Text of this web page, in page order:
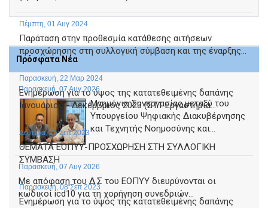
Πέμπτη, 01 Αυγ 2024
Παράταση στην προθεσμία κατάθεσης αιτήσεων
προσχώρησης στη συλλογική σύμβαση και της έναρξης...
Παρασκευή, 22 Μαρ 2024
Ενημέρωση για το ύψος της κατατεθειμένης δαπάνης
Ιανουάριος - Δεκέμβριος 2023 (ΣΤ1 Εργαστήρια...
Δευτέρα, 25 Σεπ 2023
ΘΕΜΑΤΑ ΕΟΠΥΥ-ΠΡΟΣΧΩΡΗΣΗ ΣΤΗ ΣΥΛΛΟΓΙΚΗ
ΣΥΜΒΑΣΗ
Παρασκευή, 08 Σεπ 2023
Ενημέρωση για το ύψος της κατατεθειμένης δαπάνης
Πρόσφατα Νέα
Παρασκευή, 07 Αυγ 2026
Μνημόνιο Συνεργασίας μεταξύ του
Υπουργείου Ψηφιακής Διακυβέρνησης
και Τεχνητής Νοημοσύνης και...
Παρασκευή, 07 Αυγ 2026
Με απόφαση του Δ.Σ του ΕΟΠΥΥ διευρύνονται οι
κωδικοί icd10 για τη χορήγηση συνεδριών...